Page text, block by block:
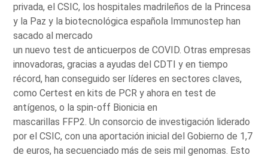
privada, el CSIC, los hospitales madrileños de la Princesa
y la Paz y la biotecnológica española Immunostep han
sacado al mercado
un nuevo test de anticuerpos de COVID. Otras empresas
innovadoras, gracias a ayudas del CDTI y en tiempo
récord, han conseguido ser líderes en sectores claves,
como Certest en kits de PCR y ahora en test de
antígenos, o la spin-off Bionicia en
mascarillas FFP2. Un consorcio de investigación liderado
por el CSIC, con una aportación inicial del Gobierno de 1,7
de euros, ha secuenciado más de seis mil genomas. Esto